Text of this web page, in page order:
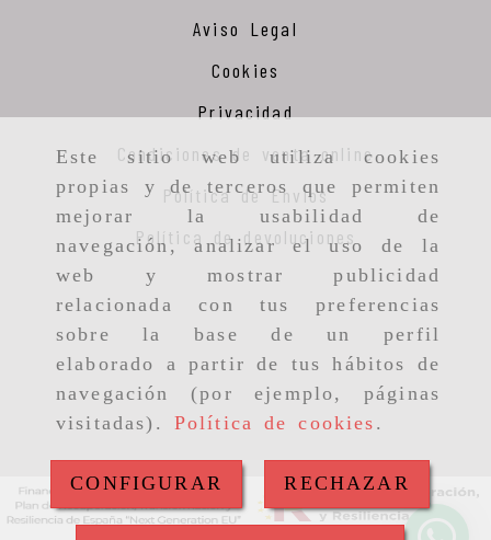
Este sitio web utiliza cookies
propias y de terceros que permiten
mejorar la usabilidad de
navegación, analizar el uso de la
web y mostrar publicidad
relacionada con tus preferencias
sobre la base de un perfil
elaborado a partir de tus hábitos de
navegación (por ejemplo, páginas
visitadas). Política de cookies .
CONFIGURAR RECHAZAR
Aviso Legal
Cookies
Privacidad
Condiciones de venta online
Política de Envios
Política de devoluciones